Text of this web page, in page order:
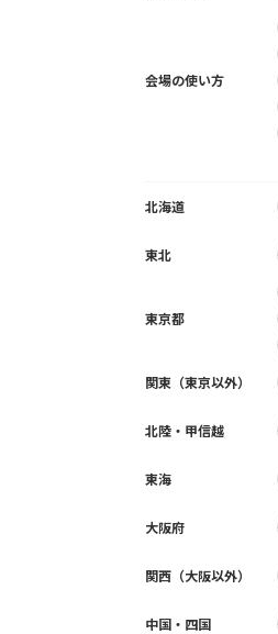
会場の使い方
北海道
東北
東京都
関東（東京以外）
北陸・甲信越
東海
大阪府
関西（大阪以外）
中国・四国